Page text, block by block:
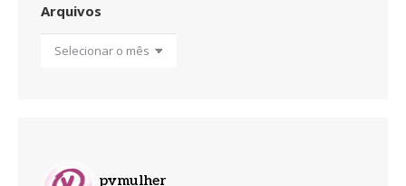
Arquivos
pvmulher